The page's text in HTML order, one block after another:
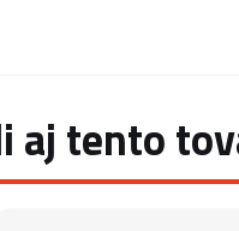
aj tento